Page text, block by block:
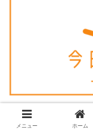
人気記事ラン
メニュー ホーム